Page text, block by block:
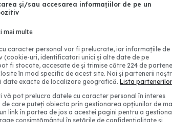
și/sau accesarea informațiilor de pe un
mai multe
caracter personal vor fi prelucrate, iar informațiile de
(cookie-uri, identificatori unici și alte date de pe
fi stocate, accesate de și trimise către 224 de
în mod specific de acest site. Noi și partenerii
date exacte de localizare geografică. Lista
vă pot prelucra datele cu caracter personal în interes
de care puteți obiecta prin gestionarea opțiunilor de
link în partea de jos a acestei pagini pentru a gestiona
consimțământul în setările de confidențialitate și